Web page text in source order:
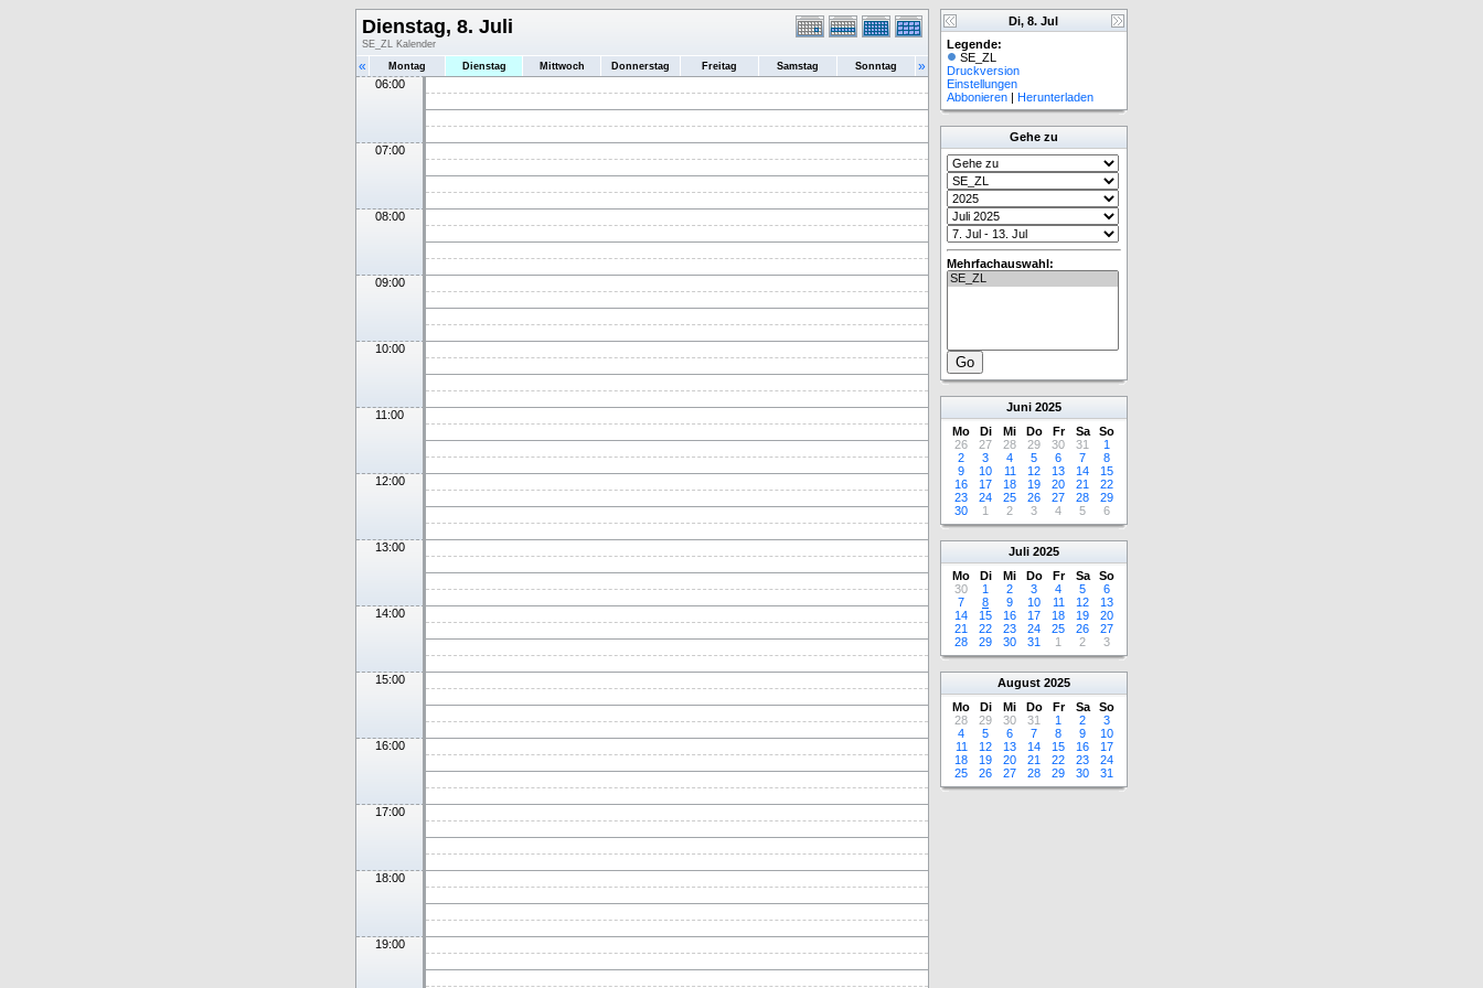
Dienstag, 8. Juli
SE_ZL Kalender
« Montag Dienstag Mittwoch Donnerstag Freitag Samstag Sonntag »
06:00
07:00
08:00
09:00
10:00
11:00
12:00
13:00
14:00
15:00
16:00
17:00
18:00
19:00
Di, 8. Jul
Legende:
SE_ZL
Druckversion
Einstellungen
Abbonieren | Herunterladen
Gehe zu
Mehrfachauswahl:
Juni 2025
Mo
Di Mi Do Fr Sa
So
26
27 28 29 30 31
1
2
3 4 5 6 7
8
9
10 11 12 13 14
15
16
17 18 19 20 21
22
23
24 25 26 27 28
29
30
1 2 3 4 5 6
Juli 2025
Mo
Di Mi Do Fr Sa
So
30
1 2 3 4 5
6
7
8 9 10 11 12
13
14
15 16 17 18 19
20
21
22 23 24 25 26
27
28
29 30 31 1 2 3
August 2025
Mo
Di Mi Do Fr Sa
So
28
29 30 31 1 2
3
4
5 6 7 8 9
10
11
12 13 14 15 16
17
18
19 20 21 22 23
24
25
26 27 28 29 30 31